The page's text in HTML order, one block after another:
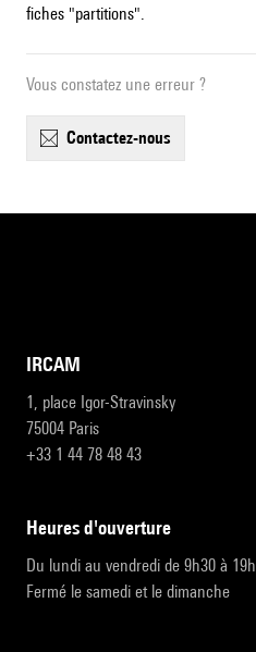
fiches "partitions".
Vous constatez une erreur ?
contactez-nous
IRCAM
1, place Igor-Stravinsky
75004 Paris
+33 1 44 78 48 43
heures d'ouverture
Du lundi au vendredi de 9h30 à 19h
Fermé le samedi et le dimanche